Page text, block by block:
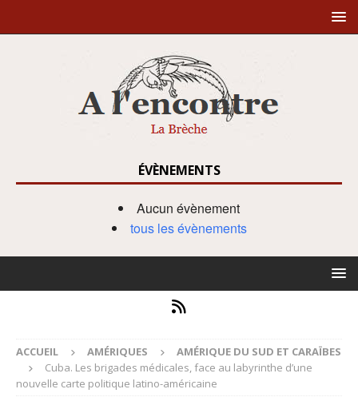
ÉVÈNEMENTS
Aucun évènement
tous les évènements
ACCUEIL AMÉRIQUES
AMÉRIQUE DU SUD ET CARAÏBES
Cuba. Les brigades médicales, face au labyrinthe d’une
nouvelle carte politique latino-américaine